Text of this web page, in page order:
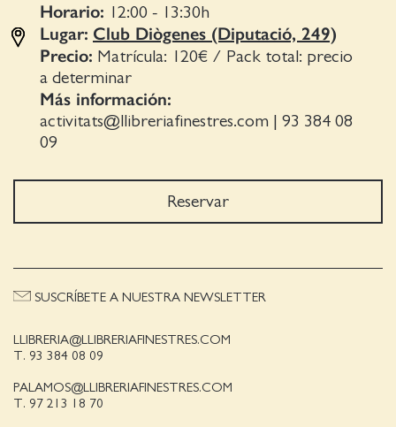
Horario: 12:00 - 13:30 h
Lugar: Club Diògenes (Diputació, 249)
Precio: Matrícula: 120€ / Pack total: precio
a determinar
Más información:
activitats@llibreriafinestres.com
93 384 08
09
Reservar
LLIBRERIA@LLIBRERIAFINESTRES.COM
T. 93 384 08 09
PALAMOS@LLIBRERIAFINESTRES.COM
T. 97 213 18 70
SUSCRÍBETE A NUESTRA NEWSLETTER